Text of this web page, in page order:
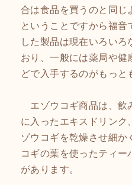
合は食品を買うのと同じ
ということですから福音
した製品は現在いろいろ
おり、一般には薬局や健
どで入手するのがもっと
エゾウコギ商品は、飲
に入ったエキスドリンク
ゾウコギを乾燥させ細か
コギの葉を使ったティー
があります。